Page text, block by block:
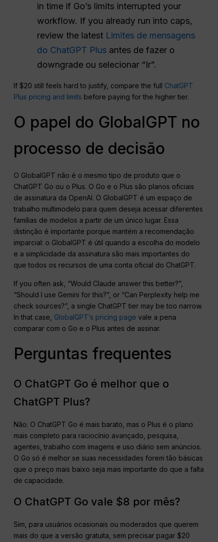
in time if Go’s limits interrupted your
workflow. If you already run into caps,
review the latest Limites de mensagens
do ChatGPT Plus antes de fazer o
downgrade ou selecionar “Ir”.
If $20 still feels hard to justify, compare the full ChatGPT
Plus pricing and limits before paying for the higher tier.
O papel do GlobalGPT no
processo de decisão
O GlobalGPT não é o mesmo tipo de produto que o
ChatGPT Go ou o Plus. O Go e o Plus são planos oficiais
de assinatura da OpenAI. O GlobalGPT é um espaço de
trabalho multimodelo para quem deseja acessar diferentes
famílias de modelos a partir de um único lugar. Essa
distinção é importante porque mantém a recomendação
imparcial: o GlobalGPT é útil quando a escolha do modelo
e a simplicidade da assinatura são mais importantes do
que todos os recursos de uma conta oficial do ChatGPT.
If you often ask, “Would Claude answer this better?”,
“Should I use Gemini for this?”, or “Can Perplexity help me
check sources?”, a single ChatGPT tier may be too narrow.
In that case, GlobalGPT’s pricing page vale a pena
comparar com o Go e o Plus antes de assinar.
Perguntas frequentes
O ChatGPT Go é melhor que o
ChatGPT Plus?
Não. O ChatGPT Go é mais barato, mas o Plus é o plano
mais completo para raciocínio avançado, pesquisa,
agentes, trabalho com imagens e uso diário sem anúncios.
O Go só é melhor se suas necessidades forem tão básicas
que o preço mais baixo seja mais importante do que a falta
de capacidade.
O ChatGPT Go vale $8 por mês?
Sim, para usuários ocasionais ou moderados que querem
mais do que a versão gratuita, sem precisar pagar $20